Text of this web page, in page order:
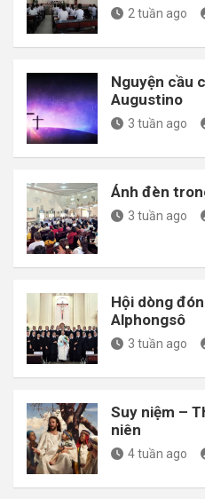
2 tuần ago
Nguyện cầu
Augustino
3 tuần ago
Ánh đèn
3 tuần ago
Hội dòng
Alphongsô
3 tuần ago
Suy niệm –
niên
4 tuần ago